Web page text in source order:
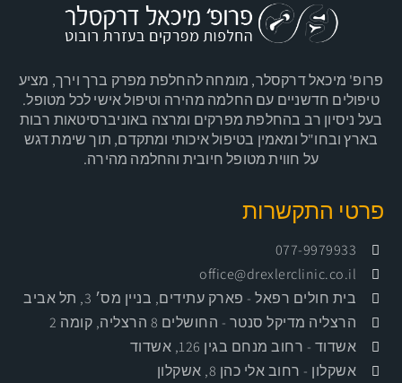
פרופ' מיכאל דרקסלר, מומחה להחלפת מפרק ברך וירך, מציע
טיפולים חדשניים עם החלמה מהירה וטיפול אישי לכל מטופל.
בעל ניסיון רב בהחלפת מפרקים ומרצה באוניברסיטאות רבות
בארץ ובחו"ל ומאמין בטיפול איכותי ומתקדם, תוך שימת דגש
על חווית מטופל חיובית והחלמה מהירה.
פרטי התקשרות
077-9979933
office@drexlerclinic.co.il
בית חולים רפאל- פארק עתידים, בניין מס׳ 3, תל אביב
הרצליה מדיקל סנטר - החושלים 8 הרצליה, קומה 2
אשדוד - רחוב מנחם בגין 126, אשדוד
אשקלון - רחוב אלי כהן 8, אשקלון